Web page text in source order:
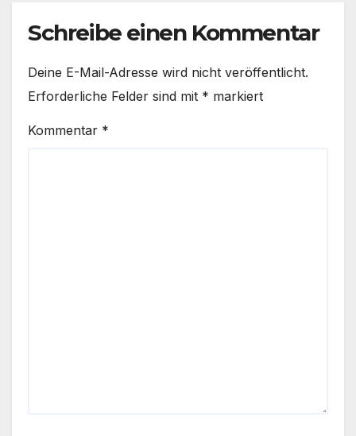
Schreibe einen Kommentar
Deine E-Mail-Adresse wird nicht veröffentlicht.
Erforderliche Felder sind mit * markiert
Kommentar *